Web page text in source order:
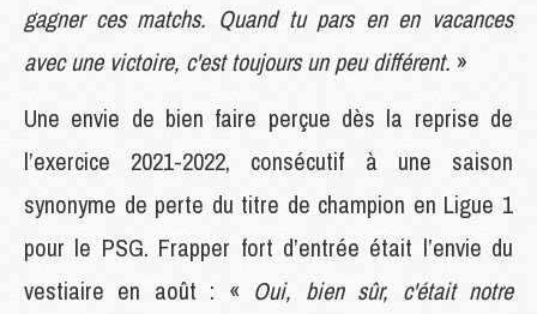
gagner ces matchs. Quand tu pars en en vacances
avec une victoire, c'est toujours un peu différent. »
Une envie de bien faire perçue dès la reprise de
l’exercice 2021-2022, consécutif à une saison
synonyme de perte du titre de champion en Ligue 1
pour le PSG. Frapper fort d’entrée était l’envie du
vestiaire en août : « Oui, bien sûr, c'était notre